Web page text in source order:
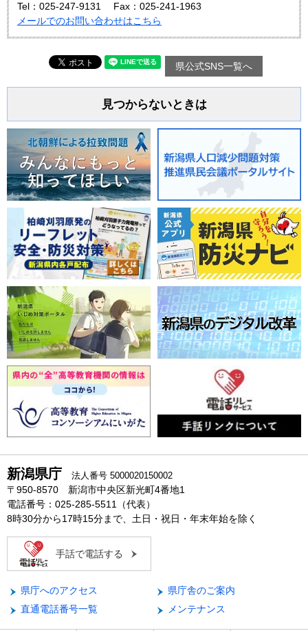
Tel：025-247-9131
Fax：025-241-1963
メールでのお問い合わせはこちら
県公式SNS一覧へ
見つからないときは
新潟県庁 法人番号 5000020150002
〒950-8570 新潟市中央区新光町4番地1
電話番号：025-285-5511（代表）
8時30分から17時15分まで、土日・祝日・年末年始を除く
手話で電話する
県庁へのアクセス
県庁舎のご案内
直通電話番号一覧
メンテナンス